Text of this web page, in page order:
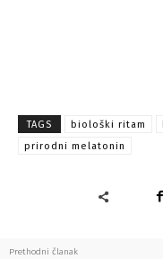
TAGS biološki ritam
prirodni melatonin
Prethodni članak